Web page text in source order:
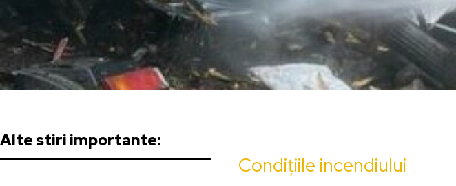
Alte stiri importante:
Condițiile incendiului